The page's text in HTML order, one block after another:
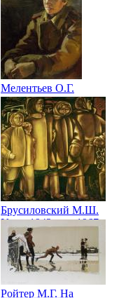
Мелентьев О.Г.
Портрет медсестры.
1965
Брусиловский М.Ш.
Урал. 1942 год. 1967
Ройтер М.Г. На